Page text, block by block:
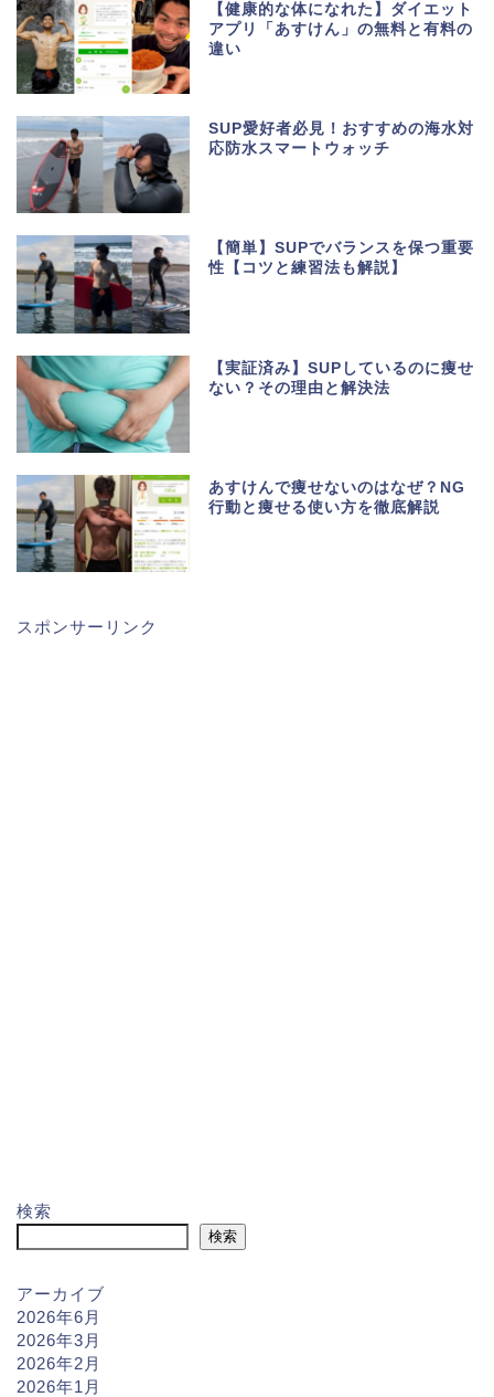
【健康的な体になれた】ダイエット
アプリ「あすけん」の無料と有料の
違い
SUP愛好者必見！おすすめの海水対
応防水スマートウォッチ
【簡単】SUPでバランスを保つ重要
性【コツと練習法も解説】
【実証済み】SUPしているのに痩せ
ない？その理由と解決法
あすけんで痩せないのはなぜ？NG
行動と痩せる使い方を徹底解説
スポンサーリンク
検索
検索
アーカイブ
2026年6月
2026年3月
2026年2月
2026年1月